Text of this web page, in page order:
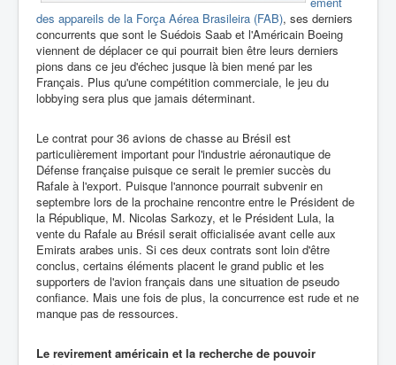
des appareils de la Força Aérea Brasileira (FAB), ses derniers
concurrents que sont le Suédois Saab et l'Américain Boeing
viennent de déplacer ce qui pourrait bien être leurs derniers
pions dans ce jeu d'échec jusque là bien mené par les
Français. Plus qu'une compétition commerciale, le jeu du
lobbying sera plus que jamais déterminant.
Le contrat pour 36 avions de chasse au Brésil est
particulièrement important pour l'industrie aéronautique de
Défense française puisque ce serait le premier succès du
Rafale à l'export. Puisque l'annonce pourrait subvenir en
septembre lors de la prochaine rencontre entre le Président de
la République, M. Nicolas Sarkozy, et le Président Lula, la
vente du Rafale au Brésil serait officialisée avant celle aux
Emirats arabes unis. Si ces deux contrats sont loin d'être
conclus, certains éléments placent le grand public et les
supporters de l'avion français dans une situation de pseudo
confiance. Mais une fois de plus, la concurrence est rude et ne
manque pas de ressources.
Le revirement américain et la recherche de pouvoir